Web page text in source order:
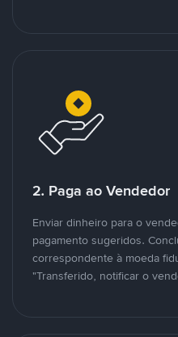
2. Paga ao Vendedor
Enviar dinheiro para o
pagamento sugeridos.
correspondente à moeda
"Transferido, notificar o